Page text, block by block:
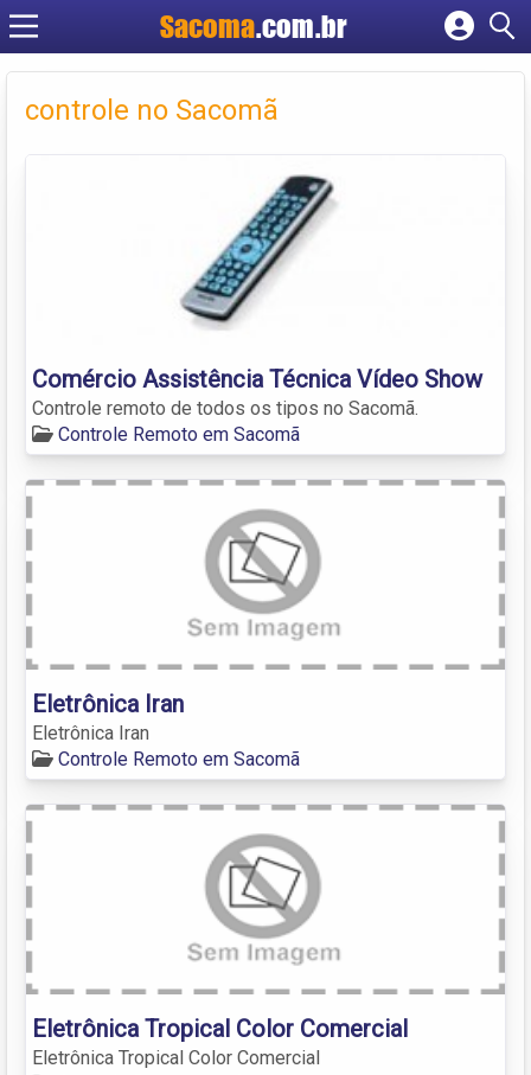
Sacoma.com.br
Cadastrar empresa
Fazer login
Criar conta
controle no Sacomã
Comércio Assistência Técnica Vídeo Show
Controle remoto de todos os tipos no Sacomã.
Controle Remoto em Sacomã
Eletrônica Iran
Eletrônica Iran
Controle Remoto em Sacomã
Eletrônica Tropical Color Comercial
Eletrônica Tropical Color Comercial